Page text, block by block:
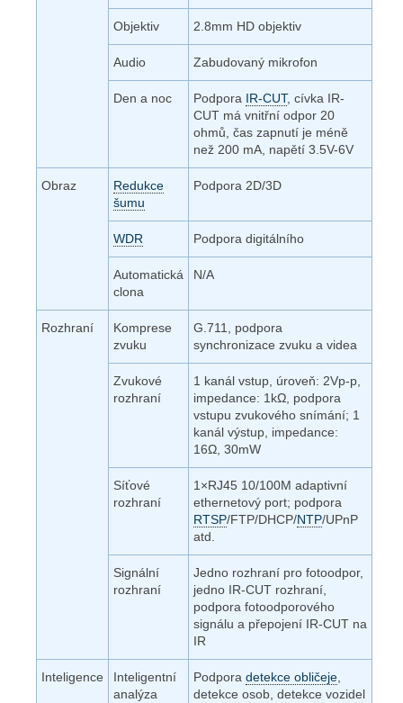
Objektiv 2.8mm HD objektiv
Audio Zabudovaný mikrofon
Den a noc Podpora IR-CUT, cívka IR-
CUT má vnitřní odpor 20
ohmů, čas zapnutí je méně
než 200 mA, napětí 3.5V-6V
Obraz
Redukce
šumu
Podpora 2D/3D
WDR Podpora digitálního
Automatická
clona
N/A
Rozhraní
Komprese
zvuku
G.711, podpora
synchronizace zvuku a videa
Zvukové
rozhraní
1 kanál vstup, úroveň: 2Vp-p,
impedance: 1kΩ, podpora
vstupu zvukového snímání; 1
kanál výstup, impedance:
16Ω, 30mW
Síťové
rozhraní
1×RJ45 10/100M adaptivní
ethernetový port; podpora
RTSP/FTP/DHCP/NTP/UPnP
atd.
Signální
rozhraní
Jedno rozhraní pro fotoodpor,
jedno IR-CUT rozhraní,
podpora fotoodporového
signálu a přepojení IR-CUT na
IR
Inteligence
Inteligentní
analýza
Podpora detekce obličeje
detekce osob, detekce vozidel